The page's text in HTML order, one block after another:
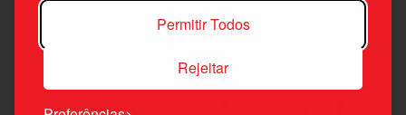
Permitir Todos
Rejeitar
Edif. Lisboa Oriente | Av. Infante D. Henrique, n.º 333H, esc.
1800-282 Lisboa | Portugal